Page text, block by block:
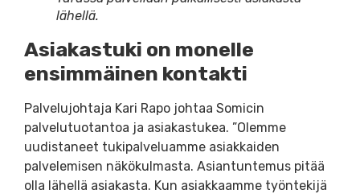
lähellä.
Asiakastuki on monelle
ensimmäinen kontakti
Palvelujohtaja Kari Rapo johtaa Somicin
palvelutuotantoa ja asiakastukea. ”Olemme
uudistaneet tukipalveluamme asiakkaiden
palvelemisen näkökulmasta. Asiantuntemus pitää
olla lähellä asiakasta. Kun asiakkaamme työntekijä